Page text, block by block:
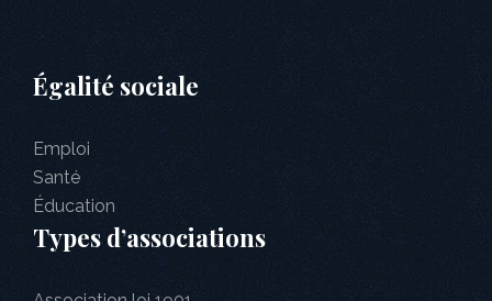
Égalité sociale
Emploi
Santé
Éducation
Types d’associations